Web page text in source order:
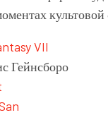
культовой
VII
Гейнсборо